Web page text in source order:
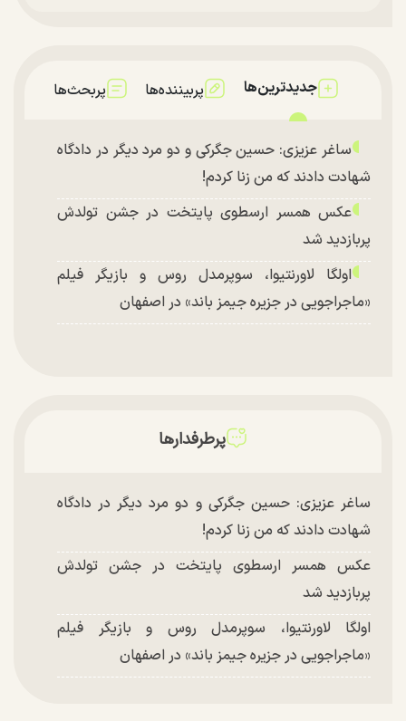
جدیدترین‌ها پربیننده‌ها پربحث‌ها
ساغر عزیزی: حسین جگرکی و دو مرد دیگر در دادگاه
شهادت دادند که من زنا کردم!
عکس همسر ارسطوی پایتخت در جشن تولدش
پربازدید شد
اولگا لاورنتیوا، سوپرمدل روس و بازیگر فیلم
«ماجراجویی در جزیره جیمز باند» در اصفهان
پرطرفدارها
ساغر عزیزی: حسین جگرکی و دو مرد دیگر در دادگاه
شهادت دادند که من زنا کردم!
عکس همسر ارسطوی پایتخت در جشن تولدش
پربازدید شد
اولگا لاورنتیوا، سوپرمدل روس و بازیگر فیلم
«ماجراجویی در جزیره جیمز باند» در اصفهان